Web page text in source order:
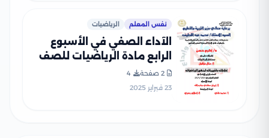
نفس المعلم الرياضيات
الآداء الصفي في الأسبوع
الرابع مادة الرياضيات للصف
الرابع الإبتدائي الترم الثاني
2025 بصيغة PDF
2 صفحة
4
23 فبراير 2025